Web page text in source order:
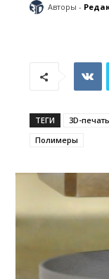
Авторы -
ТЕГИ 3D-печать
Полимеры